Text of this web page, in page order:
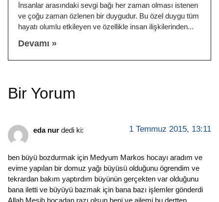
İnsanlar arasındaki sevgi bağı her zaman olması istenen
ve çoğu zaman özlenen bir duygudur. Bu özel duygu tüm
hayatı olumlu etkileyen ve özellikle insan ilişkilerinden
Devamı »
Bir Yorum
eda nur dedi ki: 1 Temmuz 2015, 13:11
ben büyü bozdurmak için Medyum Markos hocayı aradım ve
evime yapılan bir domuz yağı büyüsü olduğunu ögrendim ve
tekrardan bakım yaptırdım büyünün gerçekten var olduğunu
bana iletti ve büyüyü bazmak için bana bazı işlemler gönderdi